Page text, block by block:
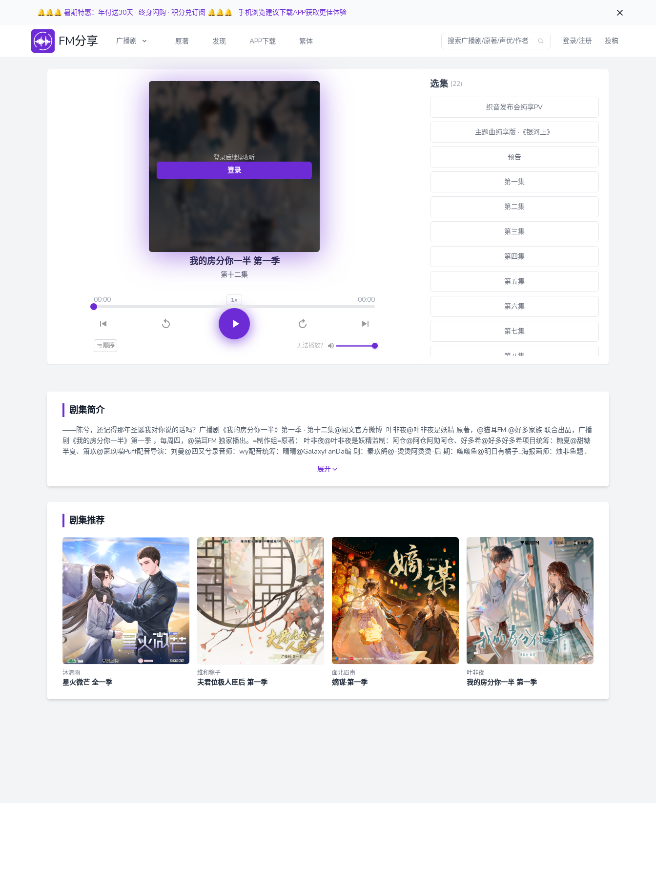
🔔🔔🔔 暑期特惠：年付送30天 · 终身闪购 · 积分兑订阅 🔔🔔🔔 手机浏览建议下载APP获取更佳体验
FM分享 广播剧 原著 发现 APP下载 繁体 登录/注册 投稿
登录后继续收听
登录
我的房分你一半 第一季
第十二集
00:00 1x 00:00
顺序 无法播放？
选集 (22)
织音发布会纯享PV
主题曲纯享版 ·《银河上》
预告
第一集
第二集
第三集
第四集
第五集
第六集
第七集
第八集
第十集
第十一集
第十四集
第十五集
100W福利·秦孑
100W福利·陈恩赐
剧集简介
——陈兮，还记得那年圣诞我对你说的话吗？广播剧《我的房分你一半》第一季 · 第十二集@阅文官方微博 叶非夜@叶非夜是妖精 原著，@猫耳FM @好多家族 联合出品，广播
剧《我的房分你一半》第一季 ，每周四，@猫耳FM 独家播出。=制作组=原著： 叶非夜@叶非夜是妖精监制：阿仓@阿仓阿勋阿仓、好多希@好多好多希项目统筹：糖夏@甜糖
半夏、箫玖@箫玖喵Puff配音导演：刘曼@四又兮录音师：wy配音统筹：晴晴@GalaxyFanDa编 剧：秦玖鸽@-烫烫阿烫烫-后 期：啵啵鱼@明日有橘子_海报画师：烛非鱼题
咩林染：刘曼周桐：曹一茜@一一一一二一二江暖：陈景妍@S妍小c——猫耳FM独家播出，付费内容禁止二改、二传及商用——
展开
剧集推荐
沐清雨
星火微芒 全一季
维和粽子
夫君位极人臣后 第一季
面北眉南
嫡谋·第一季
叶非夜
我的房分你一半 第一季